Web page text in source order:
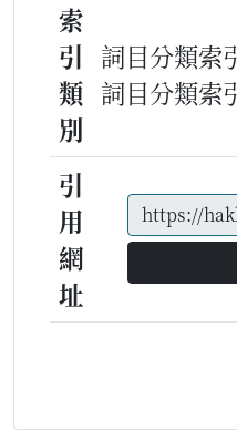
索
引
類
別
詞目分類索
詞目分類索
引
用
網
址